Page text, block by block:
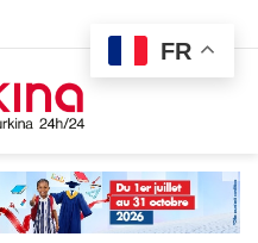
FR